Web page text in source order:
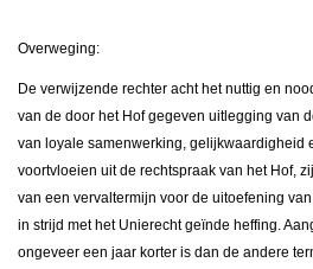
Overweging:
De verwijzende rechter acht het nuttig en
van de door het Hof gegeven uitlegging van
van loyale samenwerking, gelijkwaardigheid
voortvloeien uit de rechtspraak van het Hof,
van een vervaltermijn voor de uitoefening
in strijd met het Unierecht geïnde heffing.
ongeveer een jaar korter is dan de andere